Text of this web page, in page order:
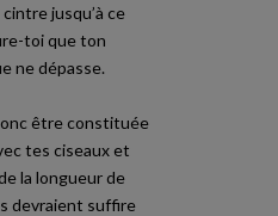
jusqu’à ce
toi que ton
ne dépasse.
être constituée
tes ciseaux et
la longueur de
devraient suffire